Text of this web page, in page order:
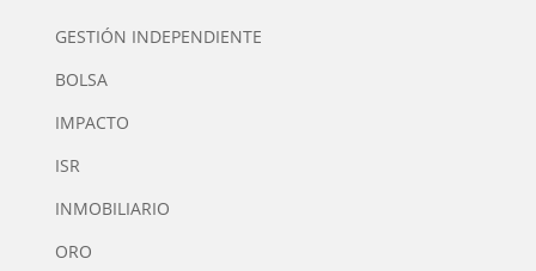
GESTIÓN INDEPENDIENTE
BOLSA
IMPACTO
ISR
INMOBILIARIO
ORO